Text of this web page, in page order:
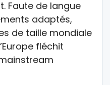
Faute de langue
adaptés,
de taille mondiale
fléchit